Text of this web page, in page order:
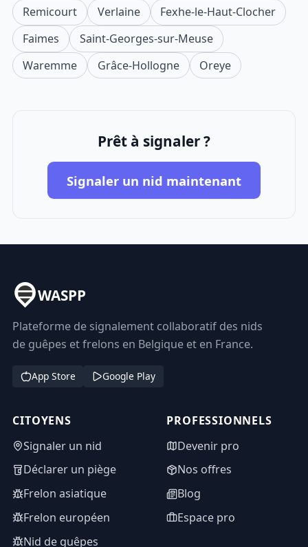
Remicourt Verlaine
Fexhe-le-Haut-Clocher
Faimes
Saint-Georges-sur-Meuse
Waremme
Grâce-Hollogne Oreye
Prêt à signaler ?
Signaler un nid maintenant
WASPP
Plateforme de signalement collaboratif des nids
de guêpes et frelons en Belgique et en France.
App Store Google Play
CITOYENS
Signaler un nid
Déclarer un piège
Frelon asiatique
Frelon européen
Nid de guêpes
PROFESSIONNELS
Devenir pro
Nos offres
Blog
Espace pro